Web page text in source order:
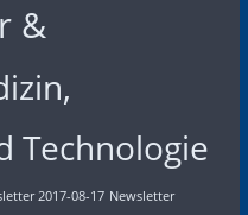
&
Technologie
2017-08-17 Newsletter